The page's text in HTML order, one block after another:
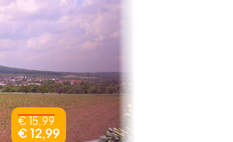
€ 15,99
€ 12,99